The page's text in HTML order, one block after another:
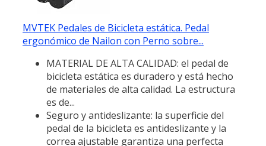
MVTEK Pedales de Bicicleta estática. Pedal
ergonómico de Nailon con Perno sobre...
MATERIAL DE ALTA CALIDAD: el pedal de
bicicleta estática es duradero y está hecho
de materiales de alta calidad. La estructura
es de...
Seguro y antideslizante: la superficie del
pedal de la bicicleta es antideslizante y la
correa ajustable garantiza una perfecta